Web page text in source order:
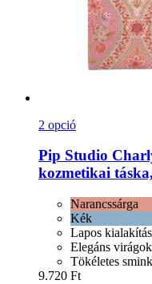
2 opció
Pip Studio
kozmetikai
Narancssárga
Kék
Lapos kialakítás
Elegáns
Tökéletes
9.720 Ft